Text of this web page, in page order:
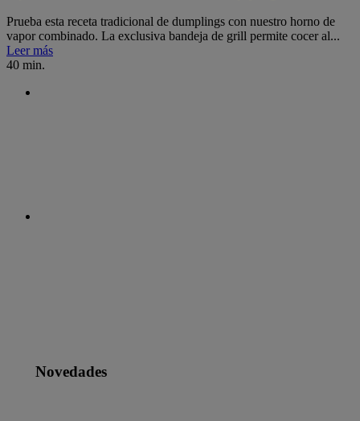
Prueba esta receta tradicional de dumplings con nuestro horno de
vapor combinado. La exclusiva bandeja de grill permite cocer al...
Leer más
40 min.
Novedades